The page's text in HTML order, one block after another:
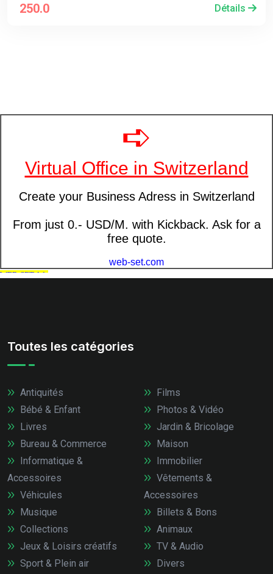
250.0 Détails
Toutes les catégories
Antiquités
Bébé & Enfant
Livres
Bureau & Commerce
Informatique &
Accessoires
Véhicules
Films
Photos & Vidéo
Jardin & Bricolage
Maison
Immobilier
Vêtements &
Accessoires
Musique
Collections
Jeux & Loisirs créatifs
Sport & Plein air
Billets & Bons
Animaux
TV & Audio
Divers